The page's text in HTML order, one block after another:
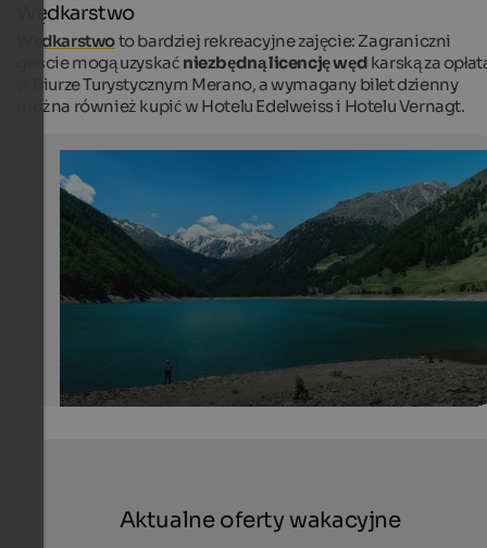
Fisherman on the rocky shore of the Schnals reservoir
Unsplash / Wolfgang Weiser
Wędkarstwo
Wędkarstwoto bardziej rekreacyjne zajęcie: Zagraniczni
goście mogą uzyskać niezbędną licencję węd karską za
w Biurze Turystycznym Merano, a wymagany bilet dzienny
można również kupić w Hotelu Edelweiss i Hotelu Vernagt.
Aktualne oferty wakacyjne